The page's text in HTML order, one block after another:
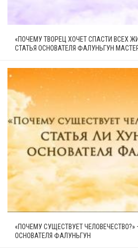
«ПОЧЕМУ ТВОРЕЦ ХОЧЕТ СПАСТИ ВСЕХ
СТАТЬЯ ОСНОВАТЕЛЯ ФАЛУНЬГУН
«ПОЧЕМУ СУЩЕСТВУЕТ ЧЕЛОВЕЧЕСТВО?»
ОСНОВАТЕЛЯ ФАЛУНЬГУН